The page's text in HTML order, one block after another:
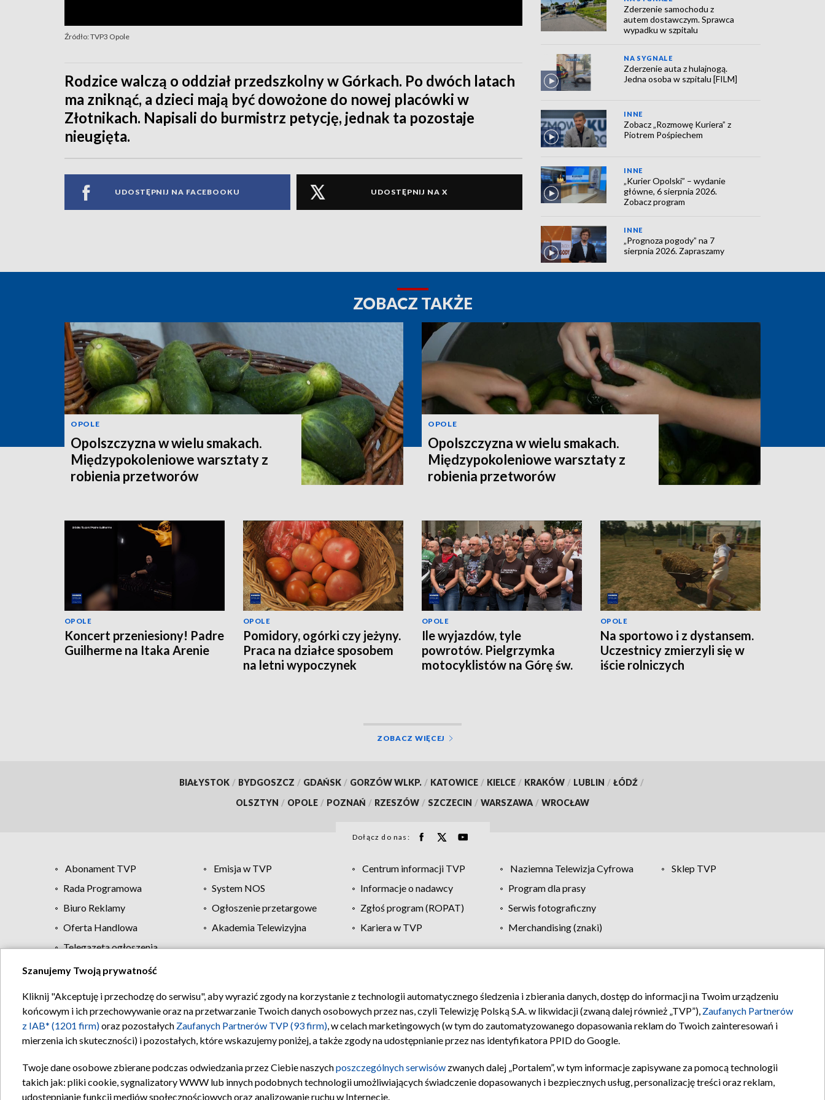
Źródło: TVP3 Opole
Rodzice walczą o oddział przedszkolny w Górkach. Po dwóch latach
ma zniknąć, a dzieci mają być dowożone do nowej placówki w
Złotnikach. Napisali do burmistrz petycję, jednak ta pozostaje
nieugięta.
UDOSTĘPNIJ NA FACEBOOKU UDOSTĘPNIJ NA X
Zderzenie samochodu z
autem dostawczym. Sprawca
wypadku w szpitalu
NA SYGNALE
Zderzenie auta z hulajnogą.
Jedna osoba w szpitalu [FILM]
INNE
Zobacz „Rozmowę Kuriera” z
Piotrem Pośpiechem
INNE
„Kurier Opolski” – wydanie
główne, 6 sierpnia 2026.
Zobacz program
INNE
„Prognoza pogody” na 7
sierpnia 2026. Zapraszamy
ZOBACZ TAKŻE
OPOLE
Opolszczyzna w wielu smakach.
Międzypokoleniowe warsztaty z
robienia przetworów
OPOLE
Opolszczyzna w wielu smakach.
Międzypokoleniowe warsztaty z
robienia przetworów
OPOLE
Koncert przeniesiony! Padre
Guilherme na Itaka Arenie
OPOLE
Pomidory, ogórki czy jeżyny.
Praca na działce sposobem
na letni wypoczynek
OPOLE
Ile wyjazdów, tyle
powrotów. Pielgrzymka
motocyklistów na Górę św.
OPOLE
Na sportowo i z dystansem.
Uczestnicy zmierzyli się w
iście rolniczych
ZOBACZ WIĘCEJ
BIAŁYSTOK / BYDGOSZCZ / GDAŃSK / GORZÓW WLKP. / KATOWICE / KIELCE / KRAKÓW / LUBLIN / ŁÓDŹ /
OLSZTYN / OPOLE / POZNAŃ / RZESZÓW / SZCZECIN / WARSZAWA / WROCŁAW
Dołącz do nas:
Abonament TVP Emisja w TVP Centrum informacji TVP Naziemna Telewizja Cyfrowa
Sklep TVP
Rada Programowa
System NOS Informacje o nadawcy
Program dla prasy
Biuro Reklamy
Ogłoszenie przetargowe Zgłoś program (ROPAT)
Serwis fotograficzny
Oferta Handlowa
Akademia Telewizyjna Kariera w TVP
Merchandising (znaki)
Telegazeta ogłoszenia
Regulamin TVP Polityka prywatności Moje zgody Pomoc Biuro reklamy Kontakt
Szanujemy Twoją prywatność
Kliknij "Akceptuję i przechodzę do serwisu", aby wyrazić zgody na korzystanie z technologii automatycznego śledzenia i zbierania danych, dostęp do informacji na Twoim urządzeniu
końcowym i ich przechowywanie oraz na przetwarzanie Twoich danych osobowych przez nas, czyli Telewizję Polską S.A. w likwidacji (zwaną dalej również „TVP”), Zaufanych Partnerów
z IAB* (1201 firm)oraz pozostałych Zaufanych Partnerów TVP (93 firm), w celach marketingowych (w tym do zautomatyzowanego dopasowania reklam do Twoich zainteresowań i
mierzenia ich skuteczności) i pozostałych, które wskazujemy poniżej, a także zgody na udostępnianie przez nas identyfikatora PPID do Google.
Twoje dane osobowe zbierane podczas odwiedzania przez Ciebie naszychposzczególnych serwisów zwanych dalej „Portalem”, w tym informacje zapisywane za pomocą technologii
takich jak: pliki cookie, sygnalizatory WWW lub innych podobnych technologii umożliwiających świadczenie dopasowanych i bezpiecznych usług, personalizację treści oraz reklam,
udostępnianie funkcji mediów społecznościowych oraz analizowanie ruchu w Internecie.